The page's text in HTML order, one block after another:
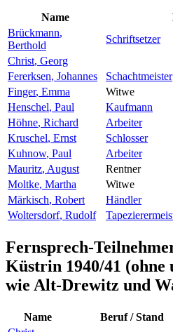
Name
Brückmann,
Berthold
Schriftsetzer
Christ, Georg
Fererksen, Johannes
Schachtmeister
Finger, Emma
Witwe
Henschel, Paul
Kaufmann
Höhne, Richard
Arbeiter
Kruschel, Ernst
Schlosser
Kuhnow, Paul
Arbeiter
Mauritz, August
Rentner
Moltke, Martha
Witwe
Märkisch, Robert
Händler
Woltersdorf, Rudolf
Fernsprech-
Küstrin 1940/41 (ohne
wie Alt-Drewitz und
Name
Beruf / Stand